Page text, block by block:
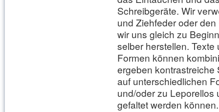
Schreibgeräte. Wir
und Ziehfeder oder
wir uns gleich zu
selber herstellen. Texte
Formen können
ergeben kontrastreiche
auf unterschiedlichen
und/oder zu Leporellos
gefaltet werden können.